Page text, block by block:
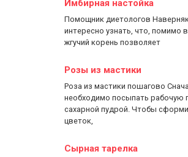
Имбирная настойка
Помощник диетологов
интересно узнать, что, помимо
жгучий корень позволяет
Розы из мастики
Роза из мастики пошагово
необходимо посыпать рабочую
сахарной пудрой. Чтобы
цветок,
Сырная тарелка